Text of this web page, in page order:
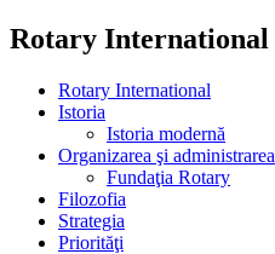
Rotary International
Rotary International
Istoria
Istoria modernă
Organizarea şi administrarea
Fundaţia Rotary
Filozofia
Strategia
Priorităţi